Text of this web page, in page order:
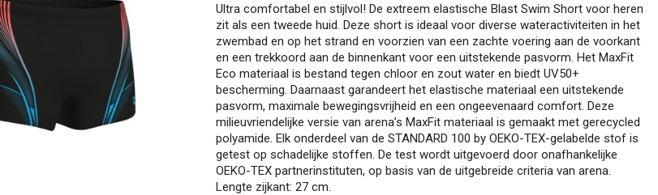
Ultra comfortabel en stijlvol! De extreem elastische Blast Swim Short voor heren
zit als een tweede huid. Deze short is ideaal voor diverse wateractiviteiten in het
zwembad en op het strand en voorzien van een zachte voering aan de voorkant
en een trekkoord aan de binnenkant voor een uitstekende pasvorm. Het MaxFit
Eco materiaal is bestand tegen chloor en zout water en biedt UV50+
bescherming. Daarnaast garandeert het elastische materiaal een uitstekende
pasvorm, maximale bewegingsvrijheid en een ongeevenaard comfort. Deze
milieuvriendelijke versie van arena’s MaxFit materiaal is gemaakt met gerecycled
polyamide. Elk onderdeel van de STANDARD 100 by OEKO-TEX-gelabelde stof is
getest op schadelijke stoffen. De test wordt uitgevoerd door onafhankelijke
OEKO-TEX partnerinstituten, op basis van de uitgebreide criteria van arena.
Lengte zijkant: 27 cm.